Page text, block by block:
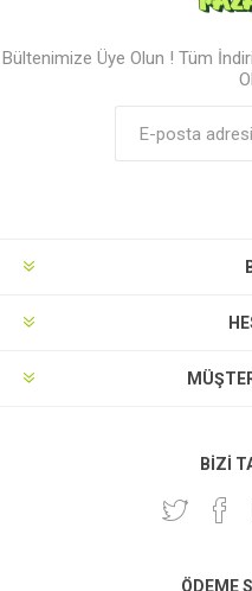
Bültenimize Üye Olun ! Tüm
BIZI
ÖDEME